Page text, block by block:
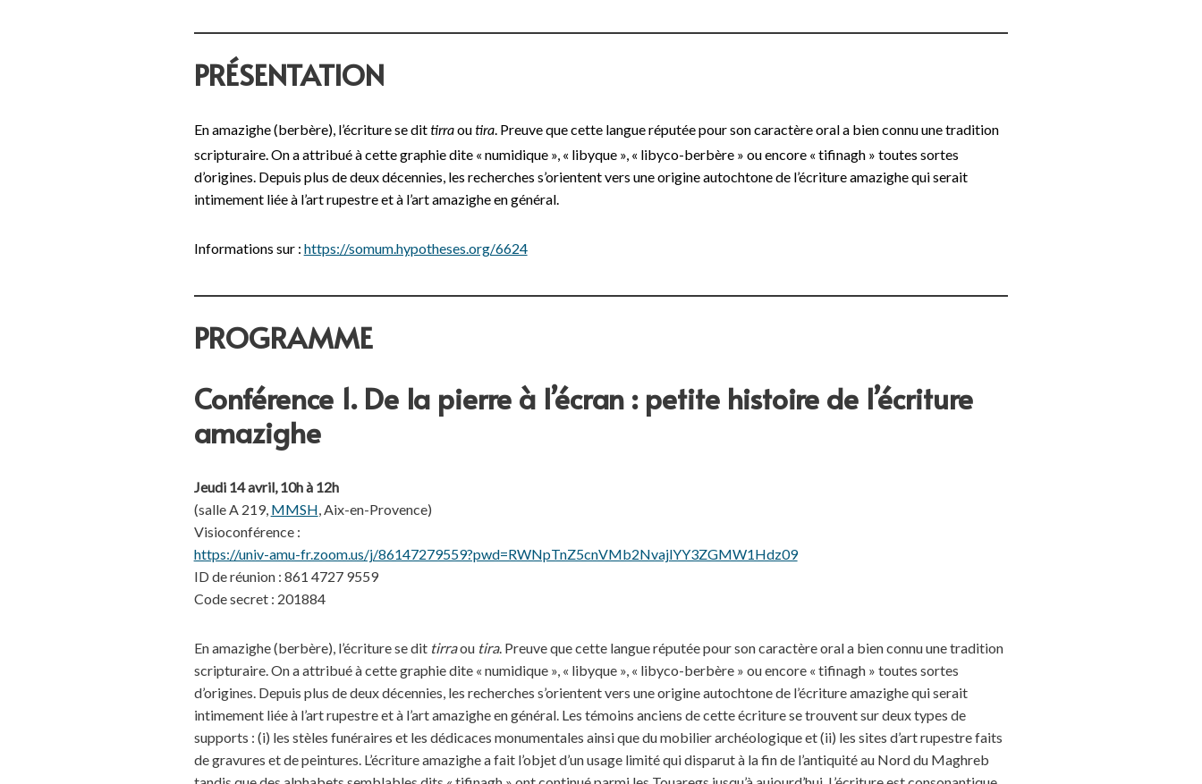
PRÉSENTATION
En amazighe (berbère), l’écriture se dit tirraou tira. Preuve que cette langue réputée pour son caractère oral a bien connu une tradition
scripturaire. On a attribué à cette graphie dite « numidique », « libyque », « libyco-berbère » ou encore « tifinagh » toutes sortes
d’origines. Depuis plus de deux décennies, les recherches s’orientent vers une origine autochtone de l’écriture amazighe qui serait
intimement liée à l’art rupestre et à l’art amazighe en général.
Informations sur : https://somum.hypotheses.org/6624
PROGRAMME
Conférence 1. De la pierre à l’écran : petite histoire de l’écriture
amazighe
Jeudi 14 avril, 10h à 12h
(salle A 219, MMSH, Aix-en-Provence)
Visioconférence :
https://univ-amu-fr.zoom.us/j/86147279559?pwd=RWNpTnZ5cnVMb2NvajlYY3ZGMW1Hdz09
ID de réunion : 861 4727 9559
Code secret : 201884
En amazighe (berbère), l’écriture se dit tirraou tira. Preuve que cette langue réputée pour son caractère oral a bien connu une tradition
scripturaire. On a attribué à cette graphie dite « numidique », « libyque », « libyco-berbère » ou encore « tifinagh » toutes sortes
d’origines. Depuis plus de deux décennies, les recherches s’orientent vers une origine autochtone de l’écriture amazighe qui serait
intimement liée à l’art rupestre et à l’art amazighe en général. Les témoins anciens de cette écriture se trouvent sur deux types de
supports : (i) les stèles funéraires et les dédicaces monumentales ainsi que du mobilier archéologique et (ii) les sites d’art rupestre faits
de gravures et de peintures. L’écriture amazighe a fait l’objet d’un usage limité qui disparut à la fin de l’antiquité au Nord du Maghreb